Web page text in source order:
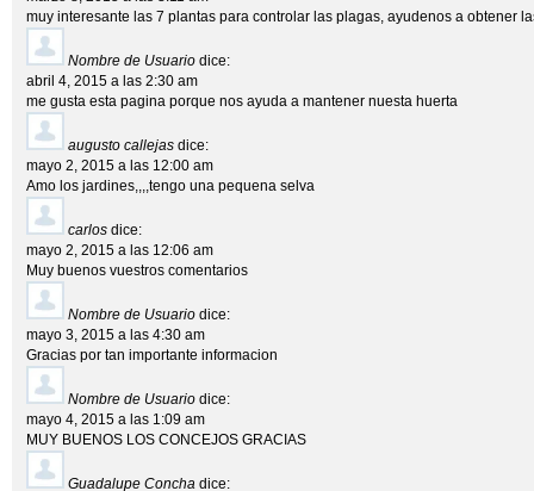
muy interesante las 7 plantas para controlar las plagas, ayudenos a obtener
Nombre de Usuario dice:
abril 4, 2015 a las 2:30 am
me gusta esta pagina porque nos ayuda a mantener nuesta huerta
augusto callejas dice:
mayo 2, 2015 a las 12:00 am
Amo los jardines,,,,tengo una pequena selva
carlos dice:
mayo 2, 2015 a las 12:06 am
Muy buenos vuestros comentarios
Nombre de Usuario dice:
mayo 3, 2015 a las 4:30 am
Gracias por tan importante informacion
Nombre de Usuario dice:
mayo 4, 2015 a las 1:09 am
MUY BUENOS LOS CONCEJOS GRACIAS
Guadalupe Concha dice: